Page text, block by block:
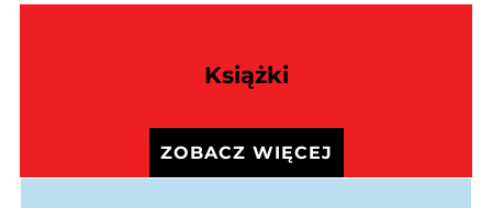
Książki
ZOBACZ WIĘCEJ